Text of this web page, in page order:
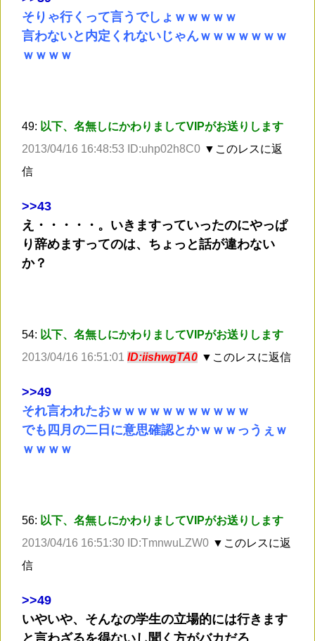
そりゃ行くって言うでしょｗｗｗｗｗ
言わないと内定くれないじゃんｗｗｗｗｗｗｗ
ｗｗｗｗ
49: 以下、名無しにかわりましてVIPがお送りします
2013/04/16 16:48:53 ID:uhp02h8C0 ▼このレスに返
信
>>43
え・・・・・。いきますっていったのにやっぱ
り辞めますってのは、ちょっと話が違わない
か？
54: 以下、名無しにかわりましてVIPがお送りします
2013/04/16 16:51:01 ID:iishwgTA0 ▼このレスに返信
>>49
それ言われたおｗｗｗｗｗｗｗｗｗｗｗ
でも四月の二日に意思確認とかｗｗｗっうぇｗ
ｗｗｗｗ
56: 以下、名無しにかわりましてVIPがお送りします
2013/04/16 16:51:30 ID:TmnwuLZW0 ▼このレスに返
信
>>49
いやいや、そんなの学生の立場的には行きます
と言わざるを得ないし聞く方がバカだろ